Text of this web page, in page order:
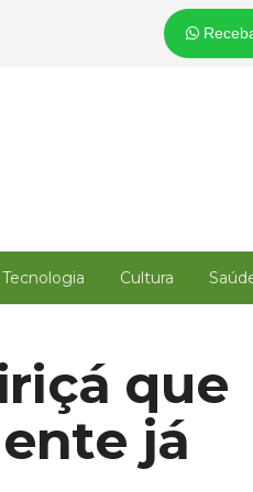
Tecnologia Cultura
que
já